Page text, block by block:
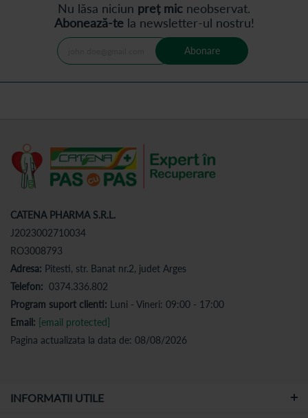
Nu lăsa niciun preț mic neobservat.
Abonează-tela newsletter-ul nostru!
Abonare
CATENA PHARMA S.R.L.
J2023002710034
RO3008793
Adresa: Pitesti, str. Banat nr.2, judet Arges
Telefon: 0374.336.802
Program suport clienti: Luni - Vineri: 09:00 - 17:00
Email: [email protected]
Pagina actualizata la data de: 08/08/2026
INFORMATII UTILE